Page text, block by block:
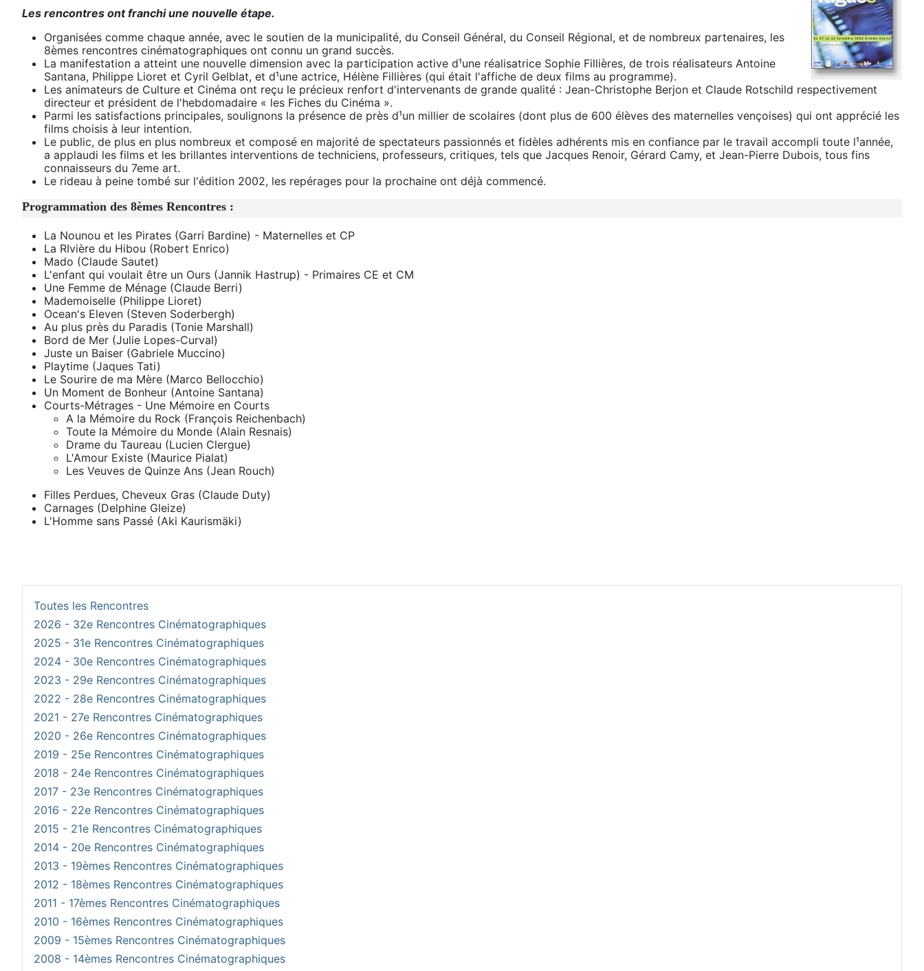
Les rencontres ont franchi une nouvelle étape.
Organisées comme chaque année, avec le soutien de la municipalité, du Conseil Général, du Conseil Régional, et de nombreux partenaires, les
8èmes rencontres cinématographiques ont connu un grand succès.
La manifestation a atteint une nouvelle dimension avec la participation active d¹une réalisatrice Sophie Fillières, de trois réalisateurs Antoine
Santana, Philippe Lioret et Cyril Gelblat, et d¹une actrice, Hélène Fillières (qui était l'affiche de deux films au programme).
Les animateurs de Culture et Cinéma ont reçu le précieux renfort d'intervenants de grande qualité : Jean-Christophe Berjon et Claude Rotschild respectivement
directeur et président de l'hebdomadaire « les Fiches du Cinéma ».
Parmi les satisfactions principales, soulignons la présence de près d¹un millier de scolaires (dont plus de 600 élèves des maternelles vençoises) qui ont apprécié les
films choisis à leur intention.
Le public, de plus en plus nombreux et composé en majorité de spectateurs passionnés et fidèles adhérents mis en confiance par le travail accompli toute l¹année,
a applaudi les films et les brillantes interventions de techniciens, professeurs, critiques, tels que Jacques Renoir, Gérard Camy, et Jean-Pierre Dubois, tous fins
connaisseurs du 7eme art.
Le rideau à peine tombé sur l'édition 2002, les repérages pour la prochaine ont déjà commencé.
Programmation des 8èmes Rencontres :
La Nounou et les Pirates (Garri Bardine) - Maternelles et CP
La RIvière du Hibou (Robert Enrico)
Mado (Claude Sautet)
L'enfant qui voulait être un Ours (Jannik Hastrup) - Primaires CE et CM
Une Femme de Ménage (Claude Berri)
Mademoiselle (Philippe Lioret)
Ocean's Eleven (Steven Soderbergh)
Au plus près du Paradis (Tonie Marshall)
Bord de Mer (Julie Lopes-Curval)
Juste un Baiser (Gabriele Muccino)
Playtime (Jaques Tati)
Le Sourire de ma Mère (Marco Bellocchio)
Un Moment de Bonheur (Antoine Santana)
Courts-Métrages - Une Mémoire en Courts
A la Mémoire du Rock (François Reichenbach)
Toute la Mémoire du Monde (Alain Resnais)
Drame du Taureau (Lucien Clergue)
L'Amour Existe (Maurice Pialat)
Les Veuves de Quinze Ans (Jean Rouch)
Filles Perdues, Cheveux Gras (Claude Duty)
Carnages (Delphine Gleize)
L'Homme sans Passé (Aki Kaurismäki)
Toutes les Rencontres
2026 - 32e Rencontres Cinématographiques
2025 - 31e Rencontres Cinématographiques
2024 - 30e Rencontres Cinématographiques
2023 - 29e Rencontres Cinématographiques
2022 - 28e Rencontres Cinématographiques
2021 - 27e Rencontres Cinématographiques
2020 - 26e Rencontres Cinématographiques
2019 - 25e Rencontres Cinématographiques
2018 - 24e Rencontres Cinématographiques
2017 - 23e Rencontres Cinématographiques
2016 - 22e Rencontres Cinématographiques
2015 - 21e Rencontres Cinématographiques
2014 - 20e Rencontres Cinématographiques
2013 - 19èmes Rencontres Cinématographiques
2012 - 18èmes Rencontres Cinématographiques
2011 - 17èmes Rencontres Cinématographiques
2010 - 16èmes Rencontres Cinématographiques
2009 - 15èmes Rencontres Cinématographiques
2008 - 14èmes Rencontres Cinématographiques